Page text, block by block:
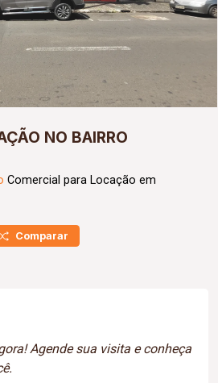
NO BAIRRO
Comercial para Locação em
Comparar
Agende sua visita e conheça